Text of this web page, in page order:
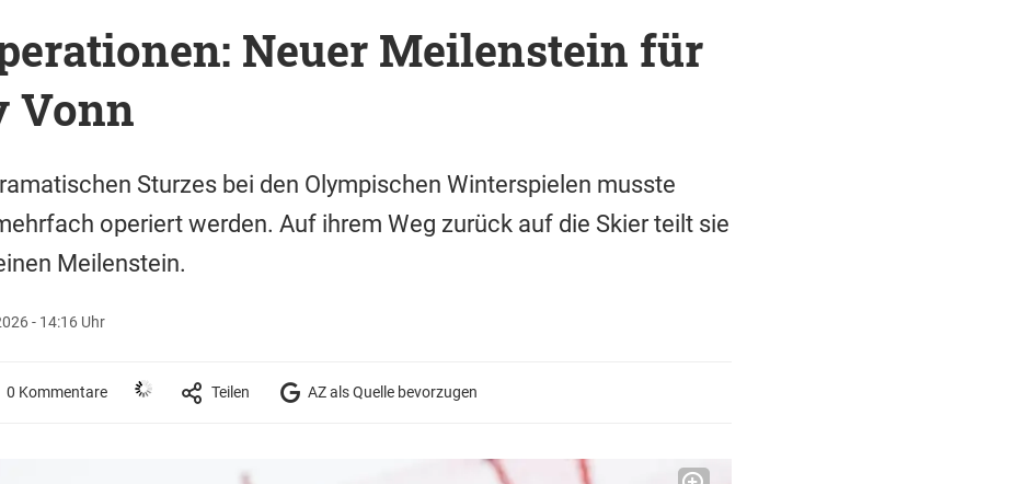
Neuer Meilenstein für
Vonn
Sturzes bei den Olympischen Winterspielen musste
operiert werden. Auf ihrem Weg zurück auf die Skier teilt sie
Meilenstein.
- 14:16 Uhr
0 Kommentare Teilen AZ als Quelle bevorzugen